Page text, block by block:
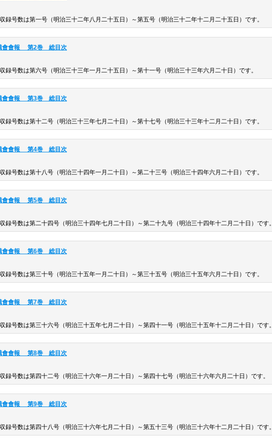
録号数は第一号（明治三十二年八月二十五日）～第五号（明治三十二年十二月二十五日）です。
會會報 第2巻 総目次
録号数は第六号（明治三十三年一月二十五日）～第十一号（明治三十三年六月二十日）です。
會會報 第3巻 総目次
録号数は第十二号（明治三十三年七月二十日）～第十七号（明治三十三年十二月二十日）です。
會會報 第4巻 総目次
録号数は第十八号（明治三十四年一月二十日）～第二十三号（明治三十四年六月二十日）です。
會會報 第5巻 総目次
録号数は第二十四号（明治三十四年七月二十日）～第二十九号（明治三十四年十二月二十日）です。
會會報 第6巻 総目次
録号数は第三十号（明治三十五年一月二十日）～第三十五号（明治三十五年六月二十日）です。
會會報 第7巻 総目次
録号数は第三十六号（明治三十五年七月二十日）～第四十一号（明治三十五年十二月二十日）です。
會會報 第8巻 総目次
録号数は第四十二号（明治三十六年一月二十日）～第四十七号（明治三十六年六月二十日）です。
會會報 第9巻 総目次
録号数は第四十八号（明治三十六年七月二十日）～第五十三号（明治三十六年十二月二十日）です。